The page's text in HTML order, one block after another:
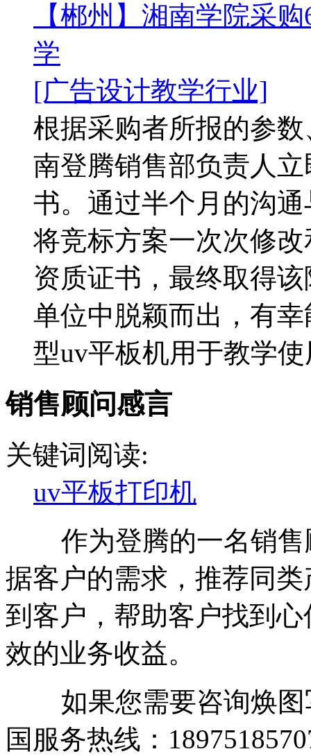
【郴州】湘南学院采
学
[广告设计教学行业]
根据采购者所报的参
南登腾销售部负责人
书。通过半个月的沟
将竞标方案一次次修
资质证书，最终取得
单位中脱颖而出，有
型uv平板机用于教学使
销售顾问感言
关键词阅读:
uv平板打印机
作为登腾的一名销售
据客户的需求，推荐同
到客户，帮助客户找到
效的业务收益。
如果您需要咨询焕图
国服务热线：